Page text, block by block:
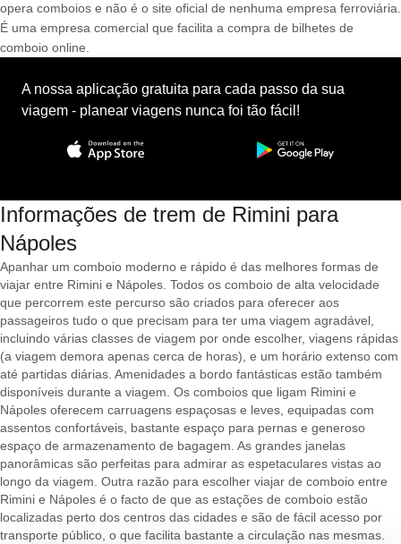
opera comboios e não é o site oficial de nenhuma empresa ferroviária.
É uma empresa comercial que facilita a compra de bilhetes de
comboio online.
A nossa aplicação gratuita para cada passo da sua
viagem - planear viagens nunca foi tão fácil!
Informações de trem de Rimini para
Nápoles
Apanhar um comboio moderno e rápido é das melhores formas de
viajar entre Rimini e Nápoles. Todos os comboio de alta velocidade
que percorrem este percurso são criados para oferecer aos
passageiros tudo o que precisam para ter uma viagem agradável,
incluindo várias classes de viagem por onde escolher, viagens rápidas
(a viagem demora apenas cerca de horas), e um horário extenso com
até partidas diárias. Amenidades a bordo fantásticas estão também
disponíveis durante a viagem. Os comboios que ligam Rimini e
Nápoles oferecem carruagens espaçosas e leves, equipadas com
assentos confortáveis, bastante espaço para pernas e generoso
espaço de armazenamento de bagagem. As grandes janelas
panorâmicas são perfeitas para admirar as espetaculares vistas ao
longo da viagem. Outra razão para escolher viajar de comboio entre
Rimini e Nápoles é o facto de que as estações de comboio estão
localizadas perto dos centros das cidades e são de fácil acesso por
transporte público, o que facilita bastante a circulação nas mesmas.